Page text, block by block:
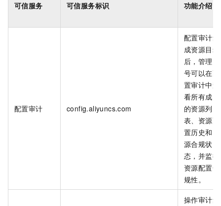
可信服务 可信服务标识 功能介绍
配置审计 config.aliyuncs.com
配置审计集
成资源目录
后，管理账
号可以在配
置审计中查
看所有成员
的资源列
表、资源配
置历史和资
源合规状
态，并监控
资源配置合
规性。
操作审计集